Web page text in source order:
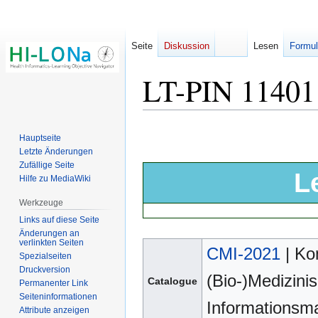
LT-PIN 11401
springen
springen
Catalogue
CMI-2021|
(Bio-
Seite Diskussion Lesen
Hauptseite
Letzte Änderungen
Zufällige Seite
Hilfe zu MediaWiki
Werkzeuge
Links auf diese Seite
Änderungen an
verlinkten Seiten
Spezialseiten
Druckversion
Permanenter Link
Seiten­­informationen
Attribute anzeigen